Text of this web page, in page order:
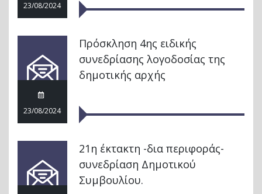
23/08/2024
23/08/2024
Πρόσκληση 4ης ειδικής
συνεδρίασης λογοδοσίας της
δημοτικής αρχής
21η έκτακτη -δια περιφοράς-
συνεδρίαση Δημοτικού
Συμβουλίου.